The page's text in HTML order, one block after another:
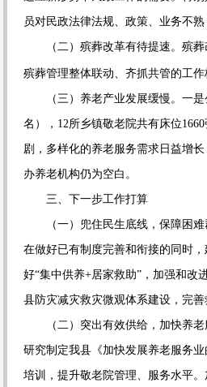
员对民政法律法规、政策、业务不
（二）殡葬改革有待提速。 殡葬
殡葬管理整体联动、齐抓共管的工
（三）养老产业发展缓慢。 一是
名）， 12所乡镇敬老院共有床位1660
剧，多样化的养老服务需求日益增
办养老机构仍为空白。
三、 下一步工作打算
（一）兜住民生底线，保障困
在做好已有制度完善和衔接的同时
好“集中供养+居家救助”，加强和改
县防灾减灾救灾微观体系建设，完
（二）突出有效供给，加快养
研究制定我县《加快发展养老服务业
培训，提升敬老院管理、服务水平